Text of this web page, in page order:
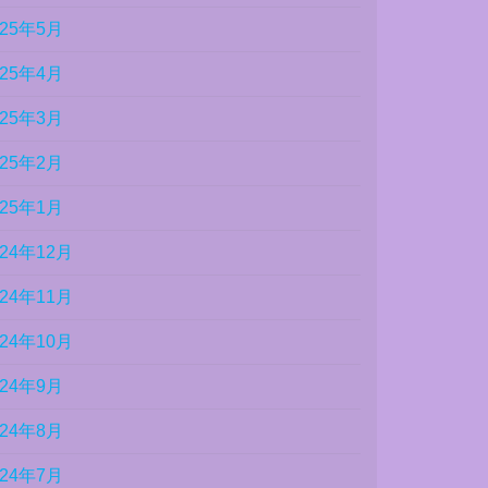
年5月
年4月
年3月
年2月
年1月
年12月
年11月
年10月
年9月
年8月
年7月